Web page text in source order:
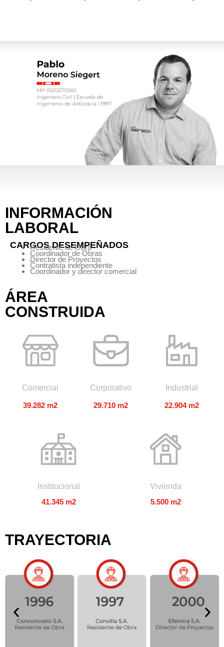
INFORMACIÓN
LABORAL
CARGOS DESEMPEÑADOS
Residente de Obra
Coordinador de Obras
Director de Proyectos
Contratista independiente
Coordinador y director comercial
ÁREA
CONSTRUIDA
Comercial
39.282 m2
Corporativo
29.710 m2
Industrial
22.904 m2
Institucional
41.345 m2
Vivienda
5.500 m2
TRAYECTORIA